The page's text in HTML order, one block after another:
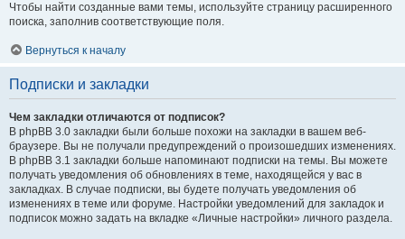
Чтобы найти созданные вами темы, используйте страницу расширенного
поиска, заполнив соответствующие поля.
Вернуться к началу
Подписки и закладки
Чем закладки отличаются от подписок?
В phpBB 3.0 закладки были больше похожи на закладки в вашем веб-
браузере. Вы не получали предупреждений о произошедших изменениях.
В phpBB 3.1 закладки больше напоминают подписки на темы. Вы можете
получать уведомления об обновлениях в теме, находящейся у вас в
закладках. В случае подписки, вы будете получать уведомления об
изменениях в теме или форуме. Настройки уведомлений для закладок и
подписок можно задать на вкладке «Личные настройки» личного раздела.